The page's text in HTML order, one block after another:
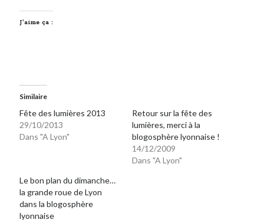
J’aime ça :
Similaire
Fête des lumières 2013
29/10/2013
Dans "A Lyon"
Retour sur la fête des
lumières, merci à la
blogosphère lyonnaise !
14/12/2009
Dans "A Lyon"
Le bon plan du dimanche…
la grande roue de Lyon
dans la blogosphère
lyonnaise